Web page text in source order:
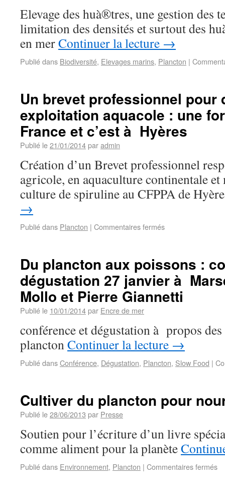
Elevage des huà®tres, une gestion des
limitation des densités et surtout des
en merContinuer la lecture →
Publié dans Biodiversité, Elevages marins, Plancton |
Un brevet professionnel pour
exploitation aquacole : une
France et c’est à Hyères
Publié le21/01/2014paradmin
Création d’un Brevet professionnel
agricole, en aquaculture continentale
culture de spiruline au CFPPA de
→
Publié dans Plancton | Commentaires fermés
Du plancton aux poissons :
dégustation 27 janvier à
Mollo et Pierre Giannetti
Publié le 10/01/2014par Encre de mer
conférence et dégustation à propos
planctonContinuer la lecture →
Publié dansConférence, Dégustation, Plancton, Slow Food |
Cultiver du plancton pour
Publié le28/06/2013 par Presse
Soutien pour l’écriture d’un livre
comme aliment pour la planète
Publié dans Environnement, Plancton | Commentaires fermés